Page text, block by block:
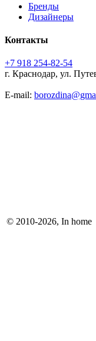
Бренды
Дизайнеры
Контакты
+7 918 254-82-54
г. Краснодар, ул.
E-mail:
© 2010-2026, In home